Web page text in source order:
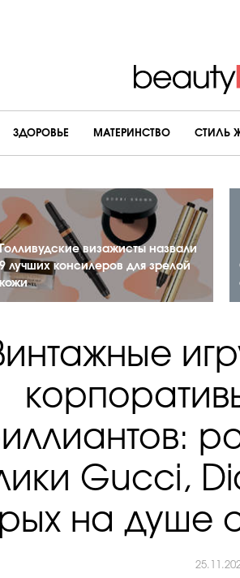
ЗДОРОВЬЕ МАТЕРИНСТВО CТИЛЬ
Голливудские визажисты назвали
9 лучших консилеров для зрелой
кожи
Gucci,
на душе